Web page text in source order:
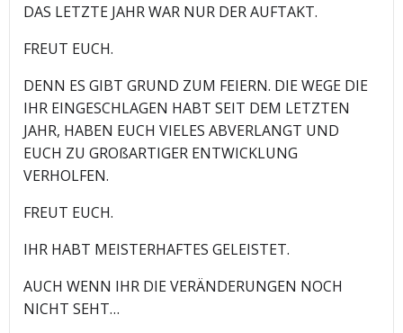
DAS LETZTE JAHR WAR NUR DER AUFTAKT.
FREUT EUCH.
DENN ES GIBT GRUND ZUM FEIERN. DIE WEGE DIE
IHR EINGESCHLAGEN HABT SEIT DEM LETZTEN
JAHR, HABEN EUCH VIELES ABVERLANGT UND
EUCH ZU GROßARTIGER ENTWICKLUNG
VERHOLFEN.
FREUT EUCH.
IHR HABT MEISTERHAFTES GELEISTET.
AUCH WENN IHR DIE VERÄNDERUNGEN NOCH
NICHT SEHT…